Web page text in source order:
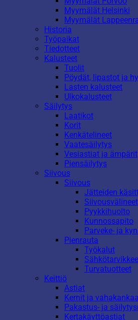
Myymälät Helsinki
Myymälät
Historia
Työpaikat
Tiedotteet
Kalusteet
Tuolit
Pöydät, lipastot ja
Lasten kalusteet
Ulkokalusteet
Säilytys
Laatikot
Korit
Kenkätelineet
Vaatesäilytys
Vesiastiat ja ämpärit
Piensäilytys
Siivous
Siivous
Jätteiden
Siivousvälineet
Pyykkihuolto
Kunnossapito
Parveke- ja
Pienrauta
Työkalut
Turvatuotteet
Keittiö
Astiat
Kernit ja
Pakastus- ja
Kertakäyttöastiat